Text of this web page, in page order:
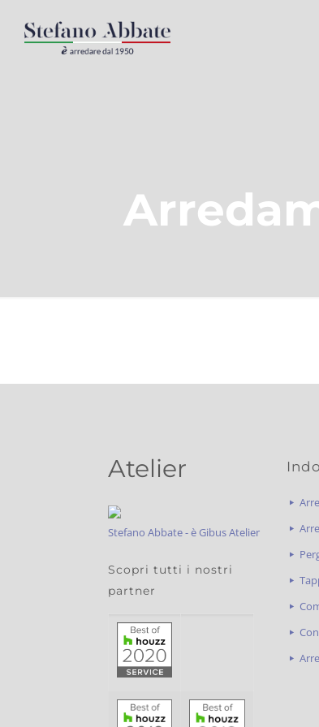
Atelier
Stefano Abbate - è Gibus Atelier
Scopri tutti i nostri
partner